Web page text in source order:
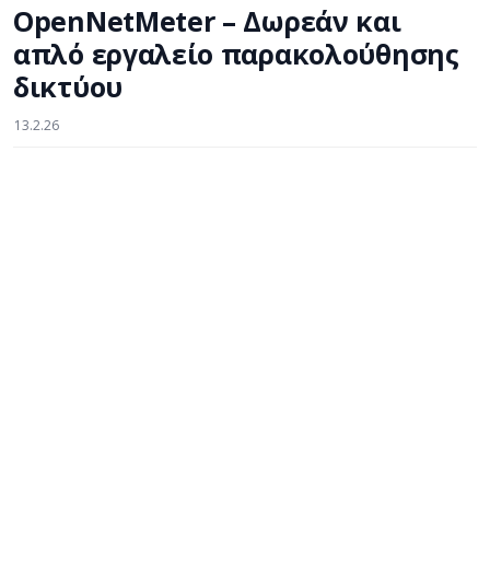
OpenNetMeter – Δωρεάν και
απλό εργαλείο παρακολούθησης
δικτύου
13.2.26